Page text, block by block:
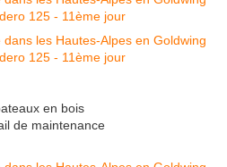
en bois
de maintenance